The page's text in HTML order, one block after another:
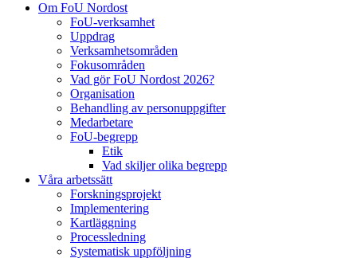
Om FoU Nordost
FoU-verksamhet
Uppdrag
Verksamhetsområden
Fokusområden
Vad gör FoU Nordost 2026?
Organisation
Behandling av personuppgifter
Medarbetare
FoU-begrepp
Etik
Vad skiljer olika begrepp
Våra arbetssätt
Forskningsprojekt
Implementering
Kartläggning
Processledning
Systematisk uppföljning